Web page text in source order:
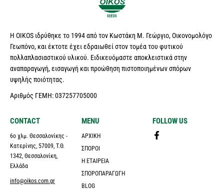
Η OIKOS ιδρύθηκε το 1994 από τον Κωστάκη Μ. Γεώργιο, Οικονομολόγο
Γεωπόνο, και έκτοτε έχει εδραιωθεί στον τομέα του φυτικού
πολλαπλασιαστικού υλικού. Ειδικευόμαστε αποκλειστικά στην
αναπαραγωγή, εισαγωγή και προώθηση πιστοποιημένων σπόρων
υψηλής ποιότητας.
Αριθμός ΓΕΜΗ: 037257705000
CONTACT
6ο χλμ. Θεσσαλονίκης -
Κατερίνης, 57009, Τ.Θ.
1342, Θεσσαλονίκη,
Ελλάδα
info@oikos.com.gr
MENU
ΑΡΧΙΚΉ
ΣΠΌΡΟΙ
Η ΕΤΑΙΡΕΊΑ
ΣΠΟΡΟΠΑΡΑΓΩΓΉ
BLOG
FOLLOW US